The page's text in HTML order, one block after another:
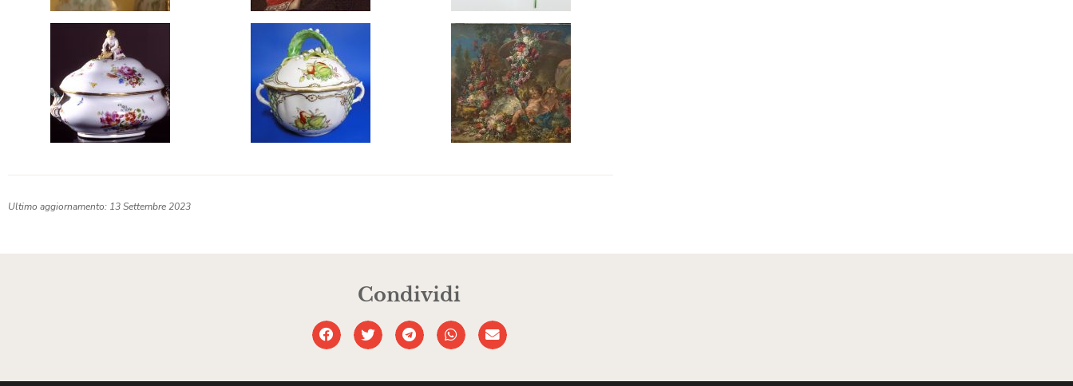
Ultimo aggiornamento: 13 Settembre 2023
Condividi